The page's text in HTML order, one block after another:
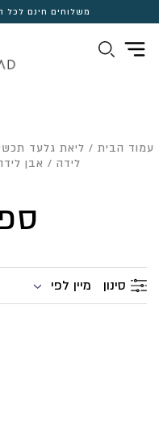
משלוחים חינם לכל הארץ | 12
עמוד הבית / ליאת גלעד
לידה / אבן
סינון מיין לפי